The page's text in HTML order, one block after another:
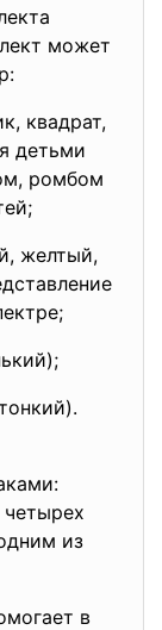
может
квадрат,
детьми
ромбом
желтый,
из
в